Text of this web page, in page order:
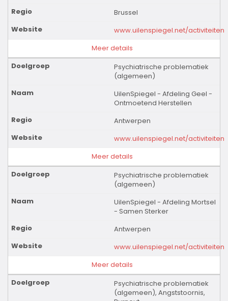
Brussel
www.uilenspiegel.net/activiteiten
Meer details
Psychiatrische problematiek
(algemeen)
UilenSpiegel - Afdeling Geel -
Ontmoetend Herstellen
Antwerpen
www.uilenspiegel.net/activiteiten
Meer details
Psychiatrische problematiek
(algemeen)
UilenSpiegel - Afdeling Mortsel
- Samen Sterker
Antwerpen
www.uilenspiegel.net/activiteiten
Meer details
Psychiatrische problematiek
(algemeen), Angststoornis,